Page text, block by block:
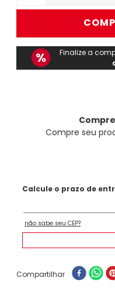
Finalize a
Compre seu
Compartilhar